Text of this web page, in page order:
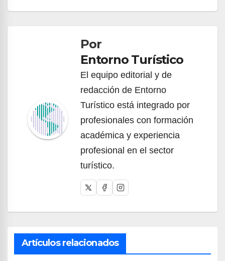
entradasPor
Entorno Turístico
El equipo editorial y de
redacción de Entorno
Turístico está integrado por
profesionales con formación
académica y experiencia
profesional en el sector
turístico.
Artículos relacionados